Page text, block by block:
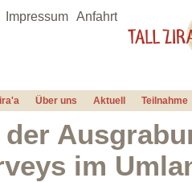
Impressum Anfahrt
Über uns Aktuell Teilnahme
im